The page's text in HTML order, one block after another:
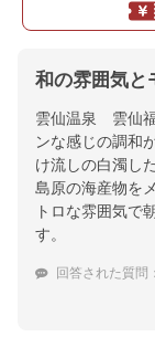
和の雰囲気と
雲仙温泉 雲仙
ンな感じの調和
け流しの白濁し
島原の海産物を
トロな雰囲気で
す。
回答された質問